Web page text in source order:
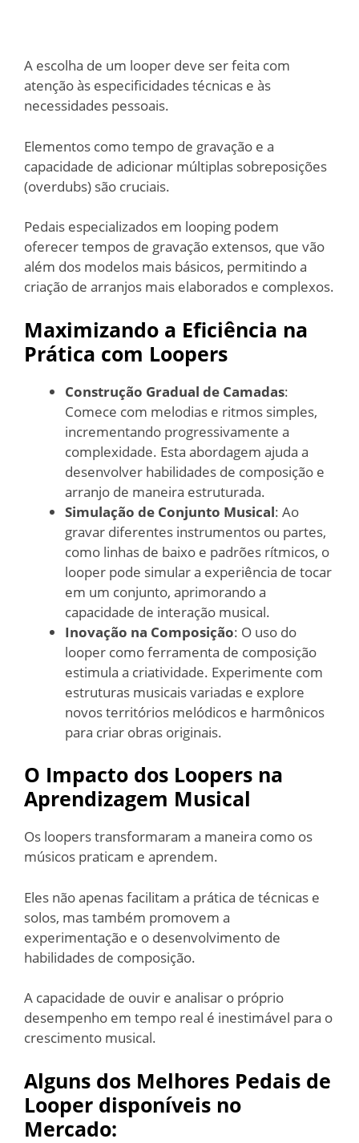
A escolha de um looper deve ser feita com
atenção às especificidades técnicas e às
necessidades pessoais.
Elementos como tempo de gravação e a
capacidade de adicionar múltiplas sobreposições
(overdubs) são cruciais.
Pedais especializados em looping podem
oferecer tempos de gravação extensos, que vão
além dos modelos mais básicos, permitindo a
criação de arranjos mais elaborados e complexos.
Maximizando a Eficiência na
Prática com Loopers
Construção Gradual de Camadas:
Comece com melodias e ritmos simples,
incrementando progressivamente a
complexidade. Esta abordagem ajuda a
desenvolver habilidades de composição e
arranjo de maneira estruturada.
Simulação de Conjunto Musical: Ao
gravar diferentes instrumentos ou partes,
como linhas de baixo e padrões rítmicos, o
looper pode simular a experiência de tocar
em um conjunto, aprimorando a
capacidade de interação musical.
Inovação na Composição: O uso do
looper como ferramenta de composição
estimula a criatividade. Experimente com
estruturas musicais variadas e explore
novos territórios melódicos e harmônicos
para criar obras originais.
O Impacto dos Loopers na
Aprendizagem Musical
Os loopers transformaram a maneira como os
músicos praticam e aprendem.
Eles não apenas facilitam a prática de técnicas e
solos, mas também promovem a
experimentação e o desenvolvimento de
habilidades de composição.
A capacidade de ouvir e analisar o próprio
desempenho em tempo real é inestimável para o
crescimento musical.
Alguns dos Melhores Pedais de
Looper disponíveis no
Mercado: